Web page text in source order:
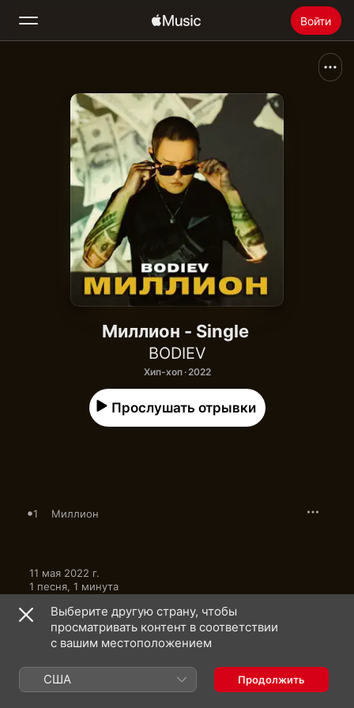
Войти
Главная
Радио
Установить Apple Music
Миллион - Single
BODIEV
Хип-хоп · 2022
Прослушать отрывки
1 Миллион
11 мая 2022 г.
1 песня, 1 минута
Music Inc.
Выберите другую страну, чтобы
просматривать контент в соответствии
с вашим местоположением
США Продолжить